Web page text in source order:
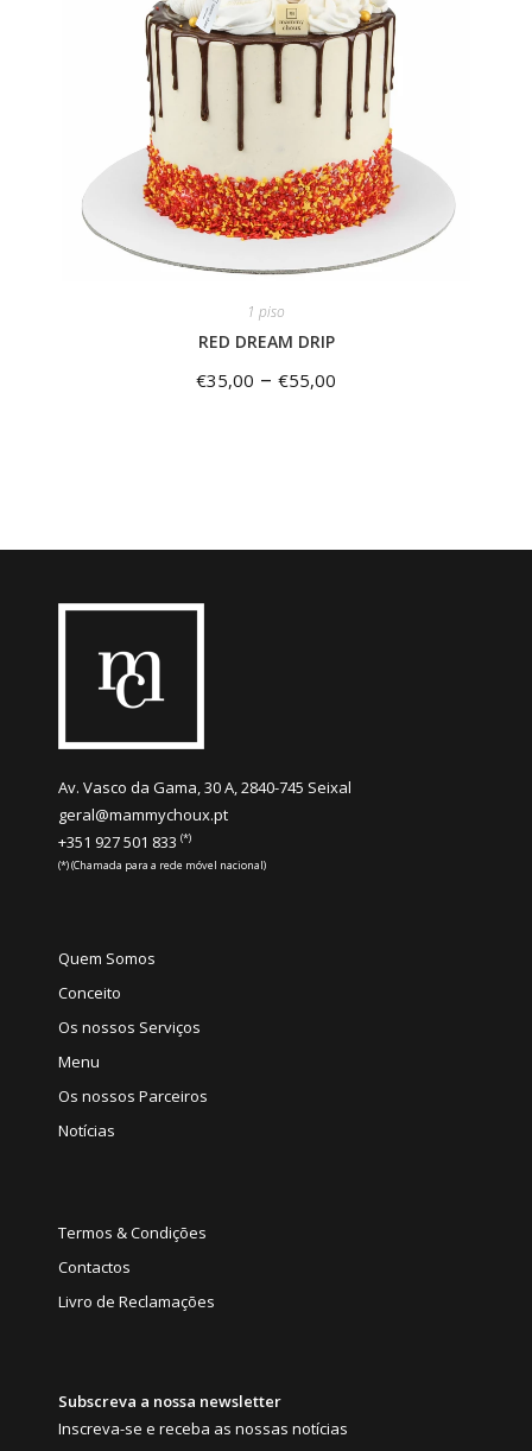
1 piso
RED DREAM DRIP
€35,00 – €55,00
Av. Vasco da Gama, 30 A, 2840-745 Seixal
geral@mammychoux.pt
+351 927 501 833 (*)
(*) (Chamada para a rede móvel nacional)
Quem Somos
Conceito
Os nossos Serviços
Menu
Os nossos Parceiros
Notícias
Termos & Condições
Contactos
Livro de Reclamações
Subscreva a nossa newsletter
Inscreva-se e receba as nossas notícias